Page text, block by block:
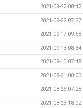
2021-09-22 08:42
2021-09-22 07:37
2021-09-17 09:58
2021-09-13 08:34
2021-09-10 07:48
2021-08-31 08:03
2021-08-26 07:28
2021-08-23 18:02